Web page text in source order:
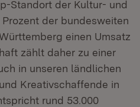
Standort der Kultur- und
der bundesweiten
einen Umsatz
zählt daher zu einer
in unseren ländlichen
Kreativschaffende in
rund 53.000